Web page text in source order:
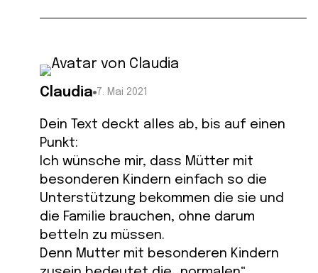
Claudia 7. Mai 2021
Dein Text deckt alles ab, bis auf einen
Punkt:
Ich wünsche mir, dass Mütter mit
besonderen Kindern einfach so die
Unterstützung bekommen die sie und
die Familie brauchen, ohne darum
betteln zu müssen.
Denn Mutter mit besonderen Kindern